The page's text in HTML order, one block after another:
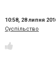
10:58, 28 липня
Суспільство